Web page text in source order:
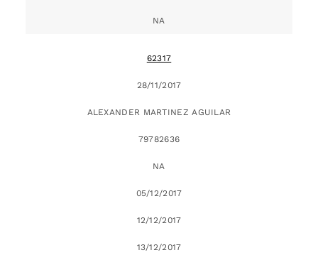
NA
62317
28/11/2017
ALEXANDER MARTINEZ AGUILAR
79782636
NA
05/12/2017
12/12/2017
13/12/2017